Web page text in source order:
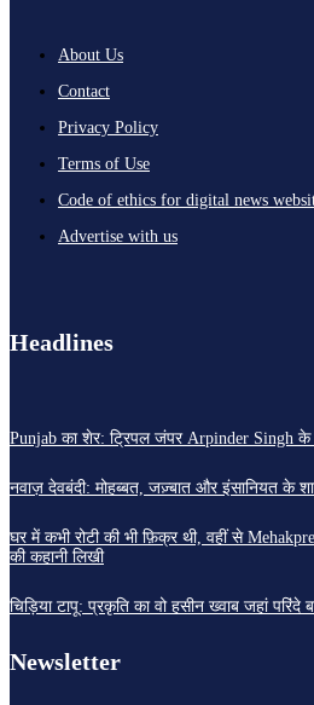
About Us
Contact
Privacy Policy
Terms of Use
Code of ethics for digital news
Advertise with us
Headlines
Punjab का शेर: ट्रिपल जंपर Arpinder Singh
नवाज़ देवबंदी: मोहब्बत, जज़्बात और इंसानियत के
घर में कभी रोटी की भी फ़िक्र थी, वहीं से
की कहानी लिखी
चिड़िया टापू: प्रकृति का वो हसीन ख्वाब जहां
Newsletter